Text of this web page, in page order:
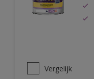
Vergelijk